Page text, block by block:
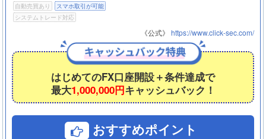
自動売買あり
スマホ取引が可能
システムトレード対応
《公式》 https://www.click-sec.com/
はじめてのFX口座開設＋条件達成で
最大1,000,000円キャッシュバック！
おすすめポイント